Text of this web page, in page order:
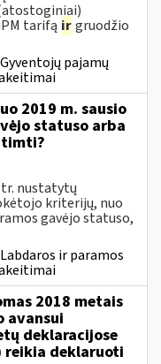
tarifą irgruodžio
Gyventojų pajamų
2019 m. sausio
statuso arba
nustatytų
kriterijų, nuo
gavėjo statuso,
Labdaros ir paramos
2018 metais
avansui
deklaracijose
reikia deklaruoti